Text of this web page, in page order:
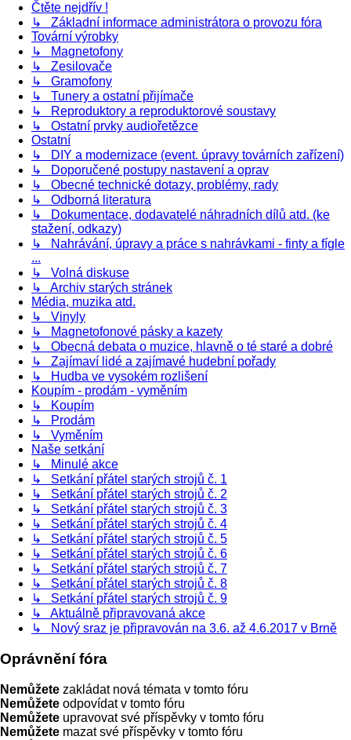
Čtěte nejdřív !
↳ Základní informace administrátora o provozu fóra
Tovární výrobky
↳ Magnetofony
↳ Zesilovače
↳ Gramofony
↳ Tunery a ostatní přijímače
↳ Reproduktory a reproduktorové soustavy
↳ Ostatní prvky audiořetězce
Ostatní
↳ DIY a modernizace (event. úpravy továrních zařízení)
↳ Doporučené postupy nastavení a oprav
↳ Obecné technické dotazy, problémy, rady
↳ Odborná literatura
↳ Dokumentace, dodavatelé náhradních dílů atd. (ke
stažení, odkazy)
↳ Nahrávání, úpravy a práce s nahrávkami - finty a fígle
...
↳ Volná diskuse
↳ Archiv starých stránek
Média, muzika atd.
↳ Vinyly
↳ Magnetofonové pásky a kazety
↳ Obecná debata o muzice, hlavně o té staré a dobré
↳ Zajímaví lidé a zajímavé hudební pořady
↳ Hudba ve vysokém rozlišení
Koupím - prodám - vyměním
↳ Koupím
↳ Prodám
↳ Vyměním
Naše setkání
↳ Minulé akce
↳ Setkání přátel starých strojů č. 1
↳ Setkání přátel starých strojů č. 2
↳ Setkání přátel starých strojů č. 3
↳ Setkání přátel starých strojů č. 4
↳ Setkání přátel starých strojů č. 5
↳ Setkání přátel starých strojů č. 6
↳ Setkání přátel starých strojů č. 7
↳ Setkání přátel starých strojů č. 8
↳ Setkání přátel starých strojů č. 9
↳ Aktuálně připravovaná akce
↳ Nový sraz je připravován na 3.6. až 4.6.2017 v Brně
Oprávnění fóra
Nemůžete zakládat nová témata v tomto fóru
Nemůžete odpovídat v tomto fóru
Nemůžete upravovat své příspěvky v tomto fóru
Nemůžete mazat své příspěvky v tomto fóru